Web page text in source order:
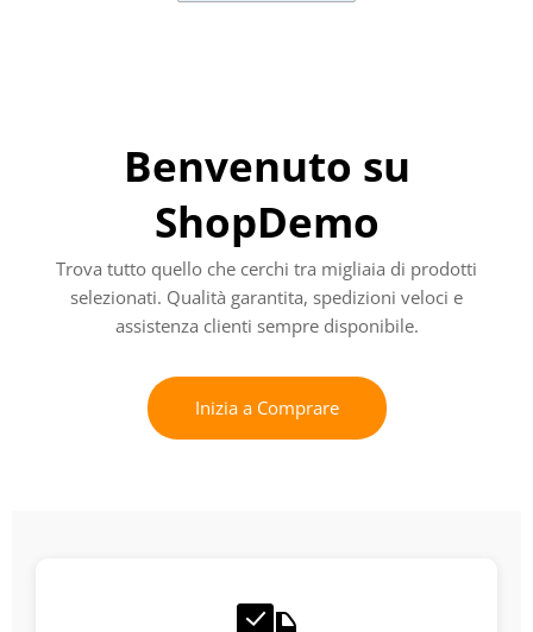
Benvenuto su
ShopDemo
Trova tutto quello che cerchi tra migliaia di prodotti
selezionati. Qualità garantita, spedizioni veloci e
assistenza clienti sempre disponibile.
Inizia a Comprare